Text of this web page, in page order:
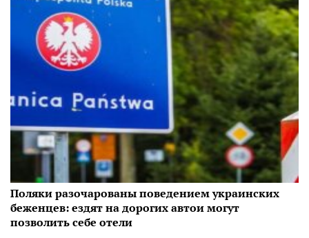
Поляки разочарованы поведением украинских
беженцев: ездят на дорогих автои могут
позволить себе отели